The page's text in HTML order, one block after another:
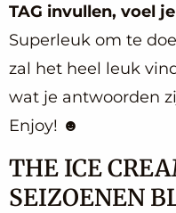
TAG invullen, voel
Superleuk om te
zal het heel leuk
wat je antwoorden
Enjoy! ☻
THE ICE
SEIZOENEN